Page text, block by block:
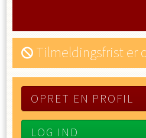
Tilmeldingsfrist er
OPRET EN PROFIL
LOG IND